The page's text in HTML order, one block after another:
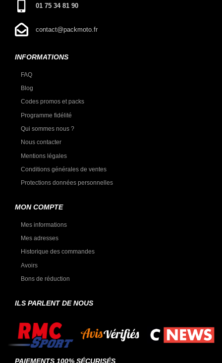
01 75 34 81 90
contact@packmoto.fr
INFORMATIONS
FAQ
Blog
Codes promos et packs
Programme fidélité
Qui sommes nous ?
Nous contacter
Mentions légales
Conditions générales de ventes
Protections données personnelles
MON COMPTE
Mes informations
Mes adresses
Historique des commandes
Avoirs
Bons de réduction
ILS PARLENT DE NOUS
PAIEMENTS 100% SÉCURISÉS